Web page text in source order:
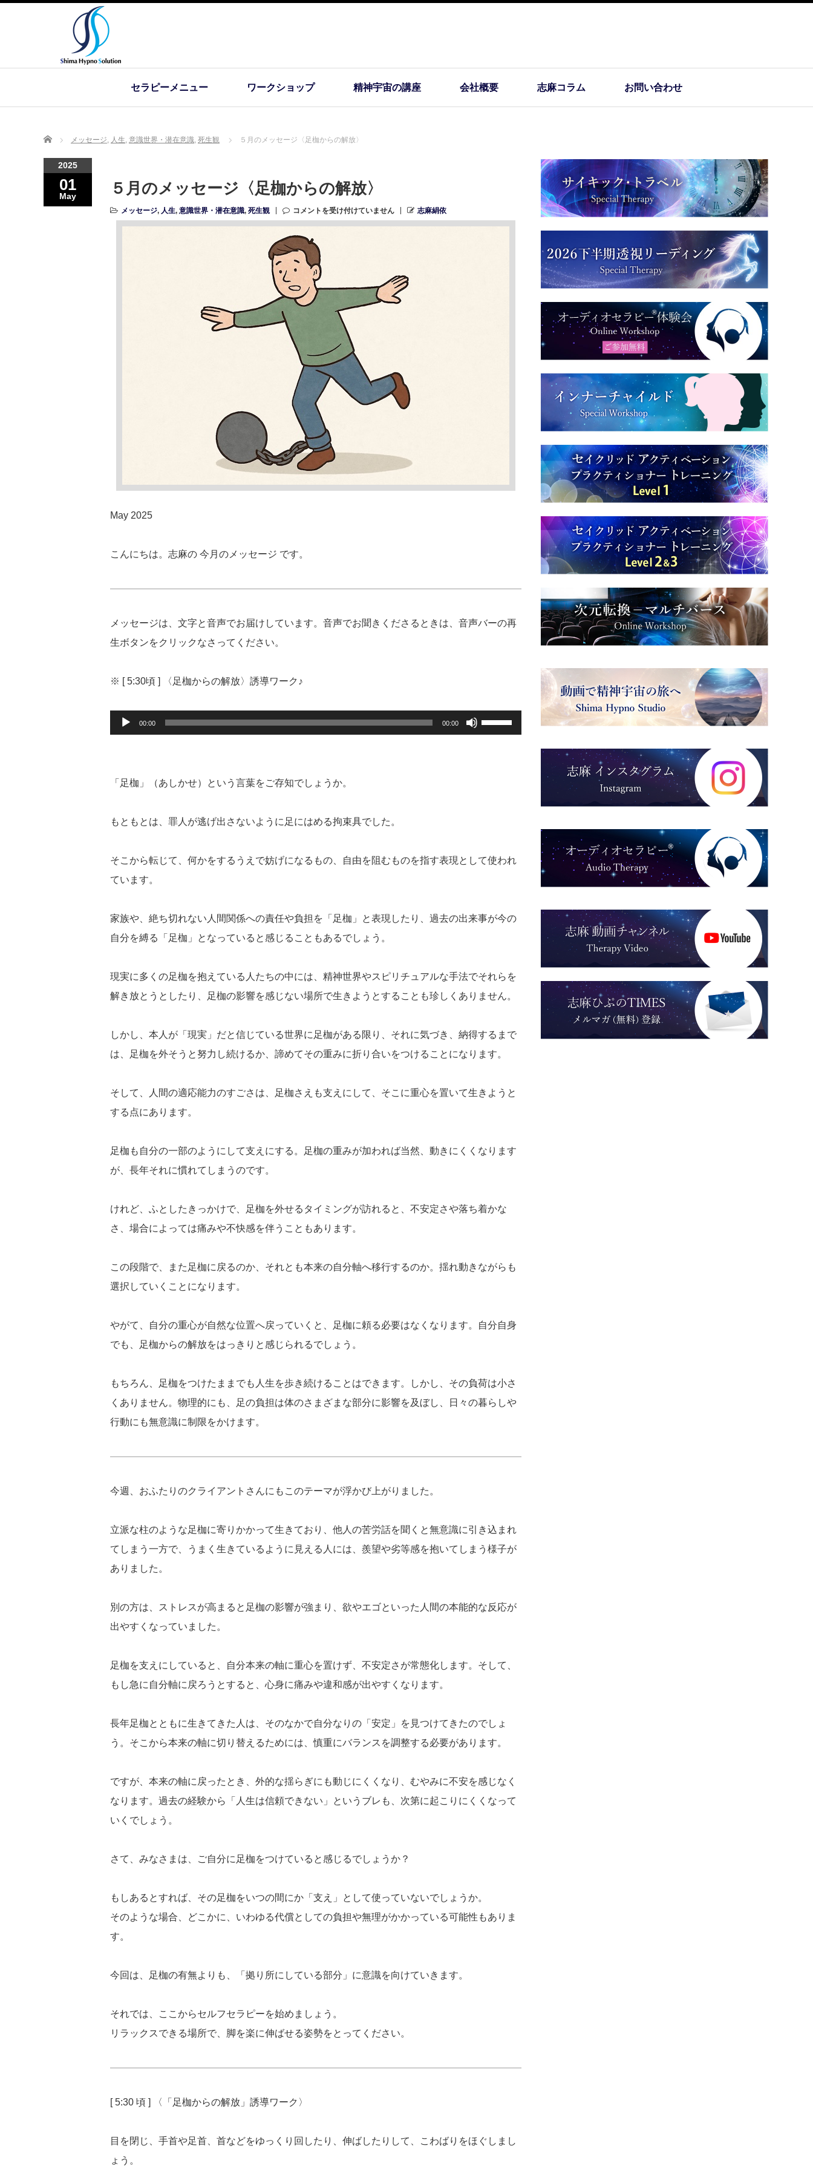
セラピーメニュー ワークショップ 精神宇宙の講座 会社概要 志麻コラム お問い合わせ
Home メッセージ, 人生, 意識世界・潜在意識, 死生観 ５月のメッセージ〈足枷からの解放〉
2025
01
May ５月のメッセージ〈足枷からの解放〉
メッセージ, 人生, 意識世界・潜在意識, 死生観 コメントを受け付けていません 志麻絹依
May 2025
こんにちは。志麻の 今月のメッセージ です。
メッセージは、文字と音声でお届けしています。音声でお聞きくださるときは、音声バーの再
生ボタンをクリックなさってください。
※ [ 5:30頃 ] 〈足枷からの解放〉誘導ワーク♪
ヤ
00:00 00:00
リ
矢
印
使
さ
い。
「足枷」（あしかせ）という言葉をご存知でしょうか。
もともとは、罪人が逃げ出さないように足にはめる拘束具でした。
そこから転じて、何かをするうえで妨げになるもの、自由を阻むものを指す表現として使われ
ています。
家族や、絶ち切れない人間関係への責任や負担を「足枷」と表現したり、過去の出来事が今の
自分を縛る「足枷」となっていると感じることもあるでしょう。
現実に多くの足枷を抱えている人たちの中には、精神世界やスピリチュアルな手法でそれらを
解き放とうとしたり、足枷の影響を感じない場所で生きようとすることも珍しくありません。
しかし、本人が「現実」だと信じている世界に足枷がある限り、それに気づき、納得するまで
は、足枷を外そうと努力し続けるか、諦めてその重みに折り合いをつけることになります。
そして、人間の適応能力のすごさは、足枷さえも支えにして、そこに重心を置いて生きようと
する点にあります。
足枷も自分の一部のようにして支えにする。足枷の重みが加われば当然、動きにくくなります
が、長年それに慣れてしまうのです。
けれど、ふとしたきっかけで、足枷を外せるタイミングが訪れると、不安定さや落ち着かな
さ、場合によっては痛みや不快感を伴うこともあります。
この段階で、また足枷に戻るのか、それとも本来の自分軸へ移行するのか。揺れ動きながらも
選択していくことになります。
やがて、自分の重心が自然な位置へ戻っていくと、足枷に頼る必要はなくなります。自分自身
でも、足枷からの解放をはっきりと感じられるでしょう。
もちろん、足枷をつけたままでも人生を歩き続けることはできます。しかし、その負荷は小さ
くありません。物理的にも、足の負担は体のさまざまな部分に影響を及ぼし、日々の暮らしや
行動にも無意識に制限をかけます。
今週、おふたりのクライアントさんにもこのテーマが浮かび上がりました。
立派な柱のような足枷に寄りかかって生きており、他人の苦労話を聞くと無意識に引き込まれ
てしまう一方で、うまく生きているように見える人には、羨望や劣等感を抱いてしまう様子が
ありました。
別の方は、ストレスが高まると足枷の影響が強まり、欲やエゴといった人間の本能的な反応が
出やすくなっていました。
足枷を支えにしていると、自分本来の軸に重心を置けず、不安定さが常態化します。そして、
もし急に自分軸に戻ろうとすると、心身に痛みや違和感が出やすくなります。
長年足枷とともに生きてきた人は、そのなかで自分なりの「安定」を見つけてきたのでしょ
う。そこから本来の軸に切り替えるためには、慎重にバランスを調整する必要があります。
ですが、本来の軸に戻ったとき、外的な揺らぎにも動じにくくなり、むやみに不安を感じなく
なります。過去の経験から「人生は信頼できない」というブレも、次第に起こりにくくなって
いくでしょう。
さて、みなさまは、ご自分に足枷をつけていると感じるでしょうか？
もしあるとすれば、その足枷をいつの間にか「支え」として使っていないでしょうか。
そのような場合、どこかに、いわゆる代償としての負担や無理がかかっている可能性もありま
す。
今回は、足枷の有無よりも、「拠り所にしている部分」に意識を向けていきます。
それでは、ここからセルフセラピーを始めましょう。
リラックスできる場所で、脚を楽に伸ばせる姿勢をとってください。
[ 5:30 頃 ] 〈「足枷からの解放」誘導ワーク〉
目を閉じ、手首や足首、首などをゆっくり回したり、伸ばしたりして、こわばりをほぐしまし
ょう。